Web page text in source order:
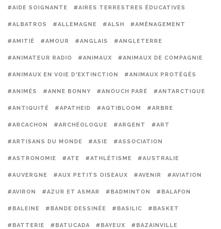
#AIDE SOIGNANTE #AIRES TERRESTRES ÉDUCATIVES
#ALBATROS #ALLEMAGNE #ALSH #AMÉNAGEMENT
#AMITIÉ #AMOUR #ANGLAIS #ANGLETERRE
#ANIMATEUR RADIO #ANIMAUX #ANIMAUX DE COMPAGNIE
#ANIMAUX EN VOIE D'EXTINCTION #ANIMAUX PROTÉGÉS
#ANIMÉS #ANNE BONNY #ANOUCH PARÉ #ANTARCTIQUE
#ANTIQUITÉ #APATHEID #AQTIBLOOM #ARBRE
#ARCACHON #ARCHÉOLOGUE #ARGENT #ART
#ARTISANS DU MONDE #ASIE #ASSOCIATION
#ASTRONOMIE #ATE #ATHLÉTISME #AUSTRALIE
#AUVERGNE #AUX PETITS OISEAUX #AVENIR #AVIATION
#AVIRON #AZUR ET ASMAR #BADMINTON #BALAFON
#BALEINE #BANDE DESSINÉE #BASILIC #BASKET
#BATTERIE #BATUCADA #BAYEUX #BAZAINVILLE